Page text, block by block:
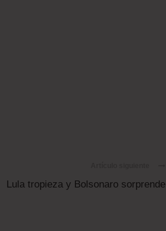
Lula tropieza y Bolsonaro sorprende